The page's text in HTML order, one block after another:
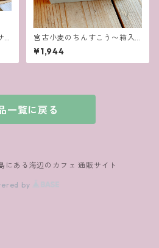
宮古小麦のちんすこう〜箱入
り〜
¥1,944
一覧に戻る
ある海辺のカフェ 通販サイト
by